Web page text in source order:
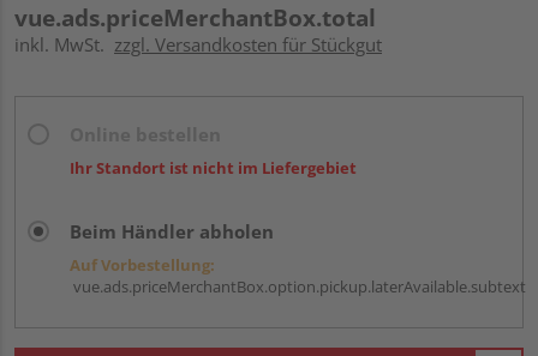
vue.ads.priceMerchantBox.total
inkl. MwSt. zzgl. Versandkosten für Stückgut
Ihr Standort ist nicht im Liefergebiet
Beim Händler abholen
Auf Vorbestellung:
vue.ads.priceMerchantBox.option.pickup.laterAvailable.subtext